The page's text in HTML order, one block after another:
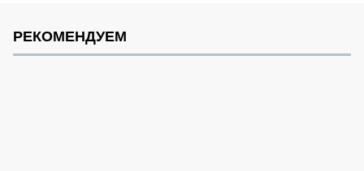
РЕКОМЕНДУЕМ